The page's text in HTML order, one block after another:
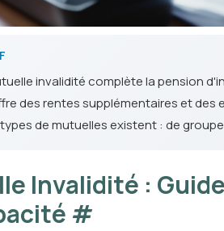
invalidité complète la pension
des rentes supplémentaires et
de mutuelles existent : de
Invalidité :
#